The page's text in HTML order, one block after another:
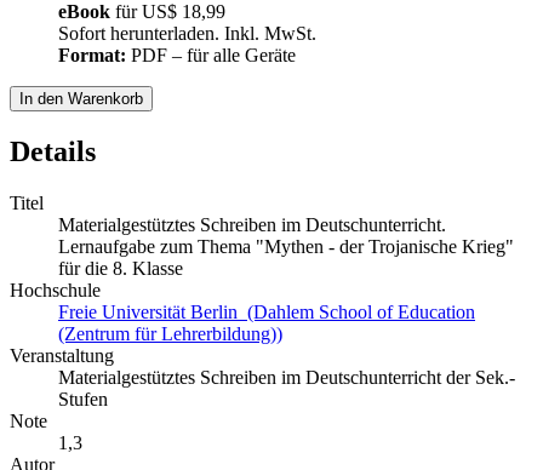
eBook fürUS$ 18,99
Sofort herunterladen. Inkl. MwSt.
Format: PDF – für alle Geräte
In den Warenkorb
Details
Titel
Materialgestütztes Schreiben im Deutschunterricht.
Lernaufgabe zum Thema "Mythen - der Trojanische Krieg"
für die 8. Klasse
Hochschule
Freie Universität Berlin (Dahlem School of Education
(Zentrum für Lehrerbildung))
Veranstaltung
Materialgestütztes Schreiben im Deutschunterricht der Sek.-
Stufen
Note
1,3
Autor